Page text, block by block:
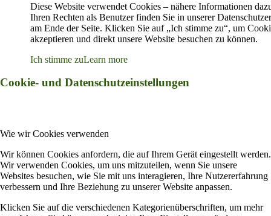
Diese Website verwendet Cookies – nähere Informationen
Ihren Rechten als Benutzer finden Sie in unserer
am Ende der Seite. Klicken Sie auf „Ich stimme zu“, um
akzeptieren und direkt unsere Website besuchen zu können.
Ich stimme zuLearn more
Cookie- und Datenschutzeinstellungen
Wie wir Cookies verwenden
Wir können Cookies anfordern, die auf Ihrem Gerät eingestellt werden.
Wir verwenden Cookies, um uns mitzuteilen, wenn Sie unsere
Websites besuchen, wie Sie mit uns interagieren, Ihre Nutzererfahrung
verbessern und Ihre Beziehung zu unserer Website anpassen.
Klicken Sie auf die verschiedenen Kategorienüberschriften, um mehr